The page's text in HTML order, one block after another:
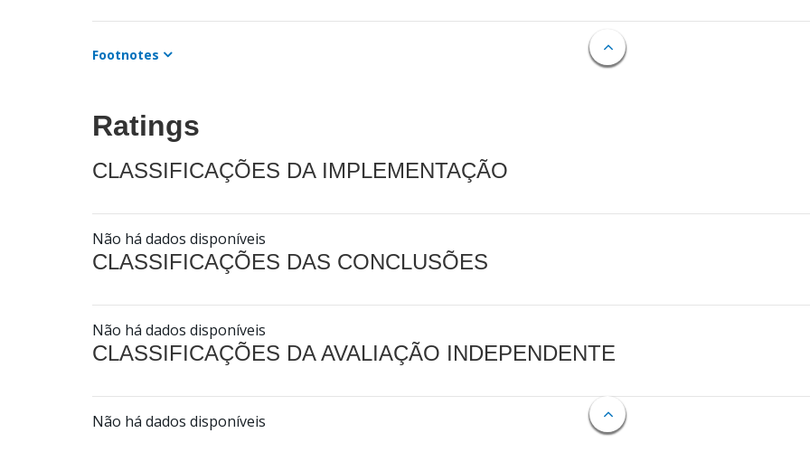
Footnotes
Ratings
CLASSIFICAÇÕES DA IMPLEMENTAÇÃO
Não há dados disponíveis
CLASSIFICAÇÕES DAS CONCLUSÕES
Não há dados disponíveis
CLASSIFICAÇÕES DA AVALIAÇÃO INDEPENDENTE
Não há dados disponíveis